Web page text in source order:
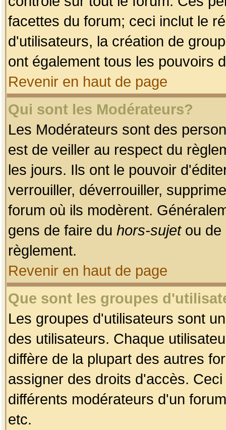
facettes du forum; ceci inclut le
d'utilisateurs, la création de
ont également tous les pouvoirs
Revenir en haut de page
Qui sont les Modérateurs?
Les Modérateurs sont des
est de veiller au respect du
les jours. Ils ont le pouvoir
verrouiller, déverrouiller,
forum où ils modèrent.
gens de faire du hors-sujetou de
règlement.
Revenir en haut de page
Que sont les groupes
Les groupes d'utilisateurs sont
des utilisateurs. Chaque
diffère de la plupart des autres
assigner des droits d'accès.
différents modérateurs d'un
etc.